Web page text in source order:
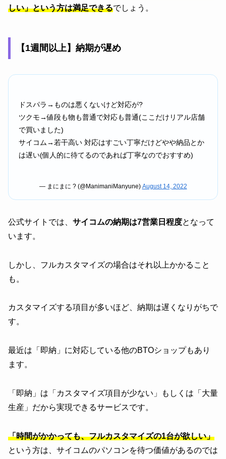
しい」という方は満足できるでしょう。
【1週間以上】納期が遅め
ドスパラ→ものは悪くないけど対応が?
ツクモ→値段も物も普通で対応も普通(ここだけリアル店舗
で買いました)
サイコム→若干高い 対応はすごい丁寧だけどやや納品とか
は遅い(個人的に待てるのであれば丁寧なのでおすすめ)
— まにまに ? (@ManimaniManyune) August 14, 2022
公式サイトでは、 サイコムの納期は7営業日程度となって
います。
しかし、フルカスタマイズの場合はそれ以上かかること
も。
カスタマイズする項目が多いほど、納期は遅くなりがちで
す。
最近は「即納」に対応している他のBTOショップもあり
ます。
「即納」は「カスタマイズ項目が少ない」もしくは「大量
生産」だから実現できるサービスです。
「時間がかかっても、フルカスタマイズの1台が欲しい」
という方は、サイコムのパソコンを待つ価値があるのでは